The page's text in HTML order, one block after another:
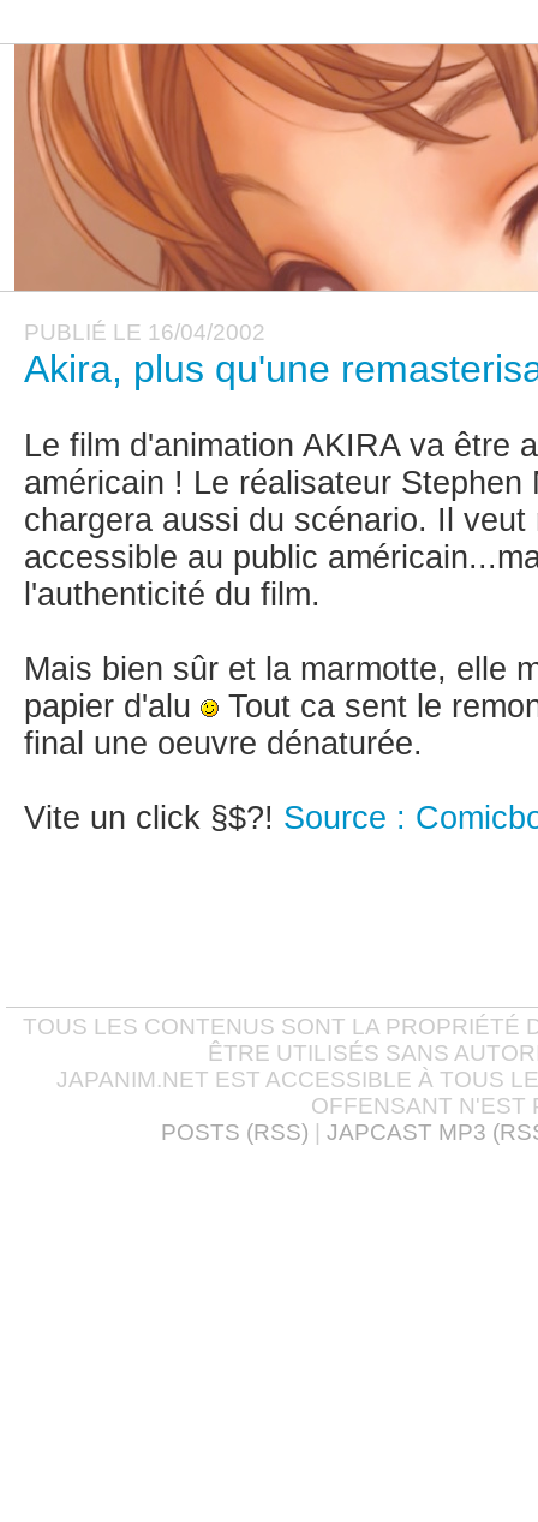
PUBLIÉ LE 16/04/2002
Akira, plus qu'une
Le film d'animation AKIRA va être
américain ! Le réalisateur Stephen
chargera aussi du scénario. Il
accessible au public
l'authenticité du film.
Mais bien sûr et la marmotte, elle
papier d'alu
Tout ca sent le
final une oeuvre dénaturée.
Vite un click §$?! Source :
TOUS LES CONTENUS SONT LA PROPRIÉTÉ
ÊTRE UTILISÉS SANS
JAPANIM.NET EST ACCESSIBLE À TOUS
OFFENSANT N'EST
POSTS (RSS)
JAPCAST MP3